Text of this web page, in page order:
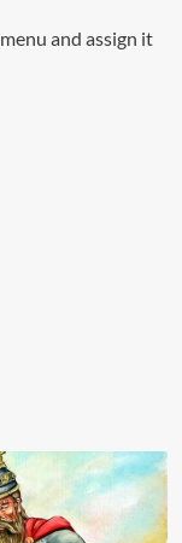
and assign it